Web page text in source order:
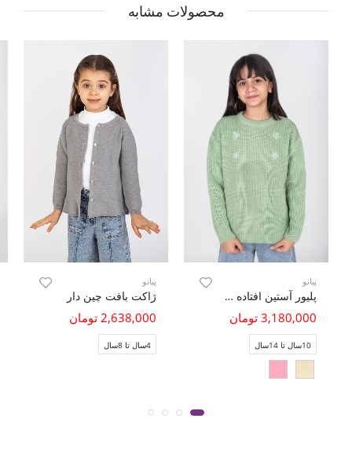
محصولات مشابه
پیانو
پلیور آستین افتاده با گلدوزی
3,180,000 تومان
10سال تا 14سال
پیانو
ژاکت بافت چین دار
2,638,000 تومان
4سال تا 8سال